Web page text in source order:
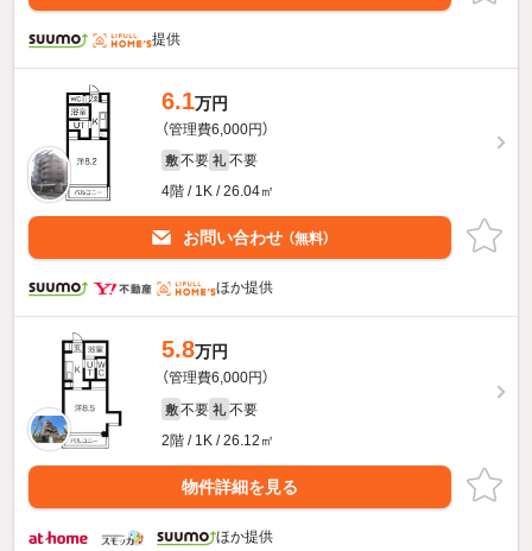
提供
6.1万円
（管理費6,000円）
敷 不要 礼 不要
4階 / 1K / 26.04㎡
お問い合わせ （無料）
ほか提供
5.8万円
（管理費6,000円）
敷 不要 礼 不要
2階 / 1K / 26.12㎡
物件詳細を見る
ほか提供